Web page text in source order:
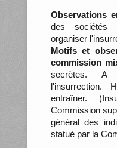
Observations
des sociétés
organiser
Motifs et
commission
secrètes. A
l'insurrection.
entraîner.
Commission
général des
statué par la